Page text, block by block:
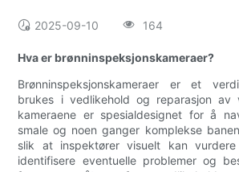
2025-09-10 164
Hva er brønninspeksjonskameraer?
Brønninspeksjonskameraer er et
brukes i vedlikehold og reparasjon av
kameraene er spesialdesignet for å
smale og noen ganger komplekse
slik at inspektører visuelt kan vurdere
identifisere eventuelle problemer og